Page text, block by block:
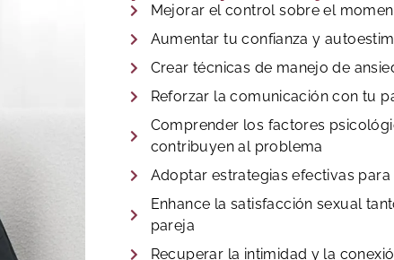
Mejorar el control sobre el
Aumentar tu confianza y
Crear técnicas de manejo de
Reforzar la comunicación con tu
Comprender los factores
contribuyen al problema
Adoptar estrategias efectivas
Enhance la satisfacción sexual
pareja
Recuperar la intimidad y la